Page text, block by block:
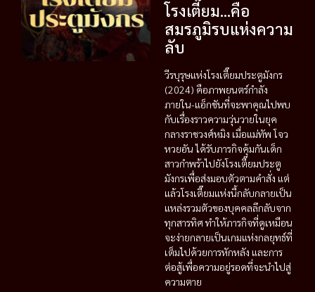
โรงเตี๊ยม…คือ
สมรภูมิรบแห่งความ
ลับ
วีรบุรุษแห่งโรงเตี๊ยมประตูมังกร
(2024) คือภาพยนตร์กำลัง
ภายใน-แอ็กชันที่จะพาคุณไปพบ
กับเรื่องราวความวุ่นวายในยุค
กลางราชวงศ์หมิง เมื่อแม่ทัพ โจว
หวยอัน ได้รับภารกิจคุ้มกันเด็ก
สาวกำพร้าไปยังโรงเตี๊ยมประตู
มังกรเพื่อส่งมอบตัวตามคำสั่ง แต่
แล้วโรงเตี๊ยมแห่งนี้กลับกลายเป็น
แหล่งรวมตัวของบุคคลลึกลับจาก
ทุกสารทิศ ทำให้ภารกิจที่ดูเหมือน
จะง่ายกลายเป็นเกมแห่งกลยุทธ์ที่
เต็มไปด้วยการหักหลัง และการ
ต่อสู้เพื่อความอยู่รอดที่จะนำไปสู่
ความตาย